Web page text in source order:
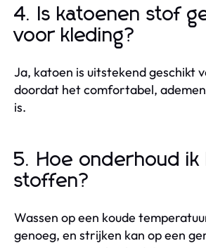
4. Is katoenen stof
voor kleding?
Ja, katoen is uitstekend geschikt
doordat het comfortabel,
is.
5. Hoe onderhoud ik
stoffen?
Wassen op een koude
genoeg, en strijken kan op een